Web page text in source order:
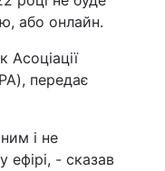
або онлайн.
передає
і не
- сказав